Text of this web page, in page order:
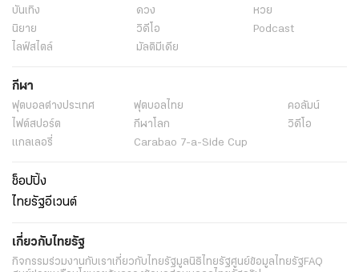
บันเทิง
ดวง
หวย
นิยาย
วิดีโอ
Podcast
ไลฟ์สไตล์
มัลติมีเดีย
กีฬา
ฟุตบอลต่่างประเทศ ฟุตบอลไทย
คอลัมน์
ไฟต์สปอร์ต
กีฬาโลก
วิดีโอ
แกลเลอรี่
Carabao 7-a-Side Cup
ช็อปปิ้ง
ไทยรัฐอีเวนต์
เกี่ยวกับไทยรัฐ
กิจกรรมร่วมงานกับเราเกี่ยวกับไทยรัฐมูลนิธิไทยรัฐศูนย์ข้อมูลไทยรัฐFAQ